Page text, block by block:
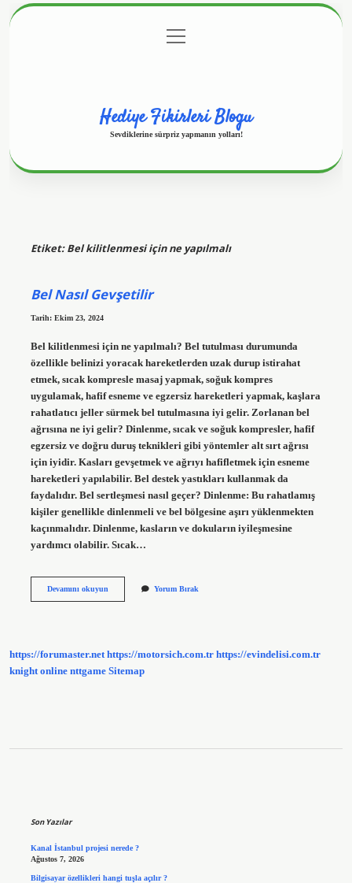
Gizlilik Politikası
menüyü
aç
Hediye Fikirleri Blogu
Sevdiklerine sürpriz yapmanın yolları!
Etiket:Bel kilitlenmesi için ne yapılmalı
Bel Nasıl Gevşetilir
Tarih: Ekim 23, 2024
Bel kilitlenmesi için ne yapılmalı? Bel tutulması durumunda
özellikle belinizi yoracak hareketlerden uzak durup istirahat
etmek, sıcak kompresle masaj yapmak, soğuk kompres
uygulamak, hafif esneme ve egzersiz hareketleri yapmak, kaşlara
rahatlatıcı jeller sürmek bel tutulmasına iyi gelir. Zorlanan bel
ağrısına ne iyi gelir? Dinlenme, sıcak ve soğuk kompresler, hafif
egzersiz ve doğru duruş teknikleri gibi yöntemler alt sırt ağrısı
için iyidir. Kasları gevşetmek ve ağrıyı hafifletmek için esneme
hareketleri yapılabilir. Bel destek yastıkları kullanmak da
faydalıdır. Bel sertleşmesi nasıl geçer? Dinlenme: Bu rahatlamış
kişiler genellikle dinlenmeli ve bel bölgesine aşırı yüklenmekten
kaçınmalıdır. Dinlenme, kasların ve dokuların iyileşmesine
yardımcı olabilir. Sıcak…
Devamını okuyunBel
Yorum Bırak
https://forumaster.net https://motorsich.com.tr https://evindelisi.com.tr
knight online nttgame Sitemap
Son Yazılar
Kanal İstanbul projesi nerede ?
Ağustos 7, 2026
Bilgisayar özellikleri hangi tuşla açılır ?